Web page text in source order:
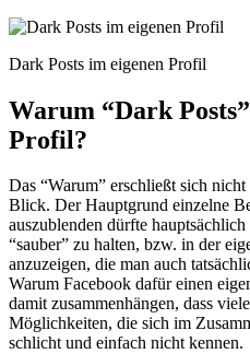
Dark Posts im eigenen Profil
Warum “Dark
Profil?
Das “Warum” erschließt sich
Blick. Der Hauptgrund einzelne
auszublenden dürfte
“sauber” zu halten, bzw. in der
anzuzeigen, die man auch
Warum Facebook dafür einen
damit zusammenhängen, dass
Möglichkeiten, die sich im
schlicht und einfach nicht kennen.